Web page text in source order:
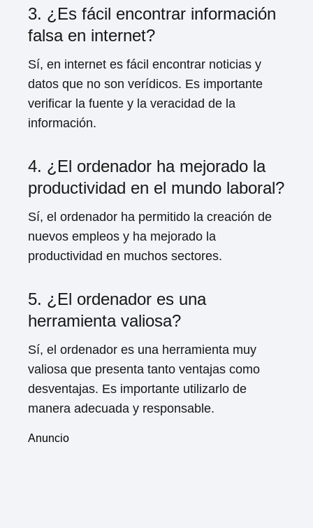
3. ¿Es fácil encontrar información
falsa en internet?
Sí, en internet es fácil encontrar noticias y
datos que no son verídicos. Es importante
verificar la fuente y la veracidad de la
información.
4. ¿El ordenador ha mejorado la
productividad en el mundo laboral?
Sí, el ordenador ha permitido la creación de
nuevos empleos y ha mejorado la
productividad en muchos sectores.
5. ¿El ordenador es una
herramienta valiosa?
Sí, el ordenador es una herramienta muy
valiosa que presenta tanto ventajas como
desventajas. Es importante utilizarlo de
manera adecuada y responsable.
Anuncio